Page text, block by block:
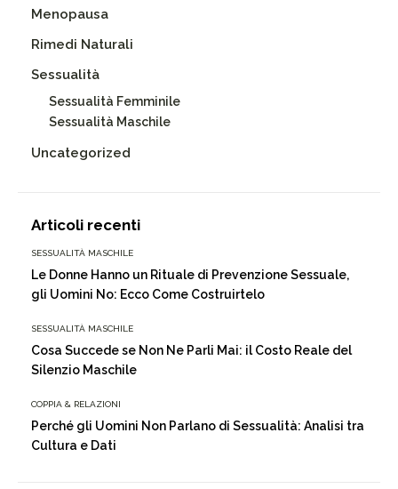
Menopausa
Rimedi Naturali
Sessualità
Sessualità Femminile
Sessualità Maschile
Uncategorized
Articoli recenti
SESSUALITÀ MASCHILE
Le Donne Hanno un Rituale di Prevenzione Sessuale,
gli Uomini No: Ecco Come Costruirtelo
SESSUALITÀ MASCHILE
Cosa Succede se Non Ne Parli Mai: il Costo Reale del
Silenzio Maschile
COPPIA & RELAZIONI
Perché gli Uomini Non Parlano di Sessualità: Analisi tra
Cultura e Dati